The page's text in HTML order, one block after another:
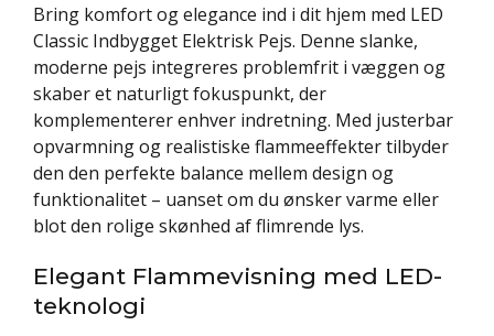
Bring komfort og elegance ind i dit hjem med LED
Classic Indbygget Elektrisk Pejs. Denne slanke,
moderne pejs integreres problemfrit i væggen og
skaber et naturligt fokuspunkt, der
komplementerer enhver indretning. Med justerbar
opvarmning og realistiske flammeeffekter tilbyder
den den perfekte balance mellem design og
funktionalitet – uanset om du ønsker varme eller
blot den rolige skønhed af flimrende lys.
Elegant Flammevisning med LED-
teknologi